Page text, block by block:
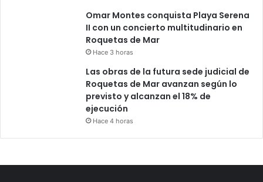
Omar Montes conquista Playa Serena
II con un concierto multitudinario en
Roquetas de Mar
Hace 3 horas
Las obras de la futura sede judicial de
Roquetas de Mar avanzan según lo
previsto y alcanzan el 18% de
ejecución
Hace 4 horas